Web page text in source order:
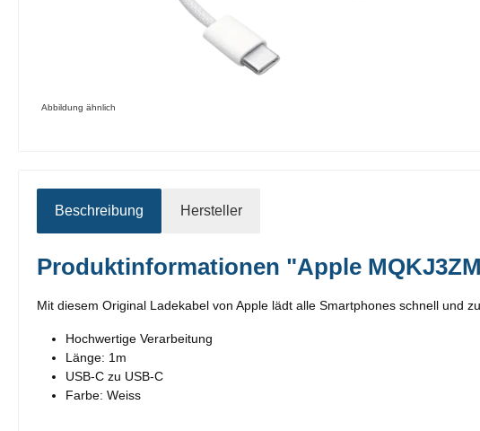
Abbildung ähnlich
Beschreibung Hersteller
Produktinformationen "Apple
Mit diesem Original Ladekabel von Apple lädt alle Smartphones schnell und
Hochwertige Verarbeitung
Länge: 1m
USB-C zu USB-C
Farbe: Weiss